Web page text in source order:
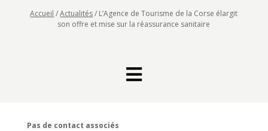
Accueil /Actualités/ L’Agence de Tourisme de la Corse élargit
son offre et mise sur la réassurance sanitaire

Pas de contact associés